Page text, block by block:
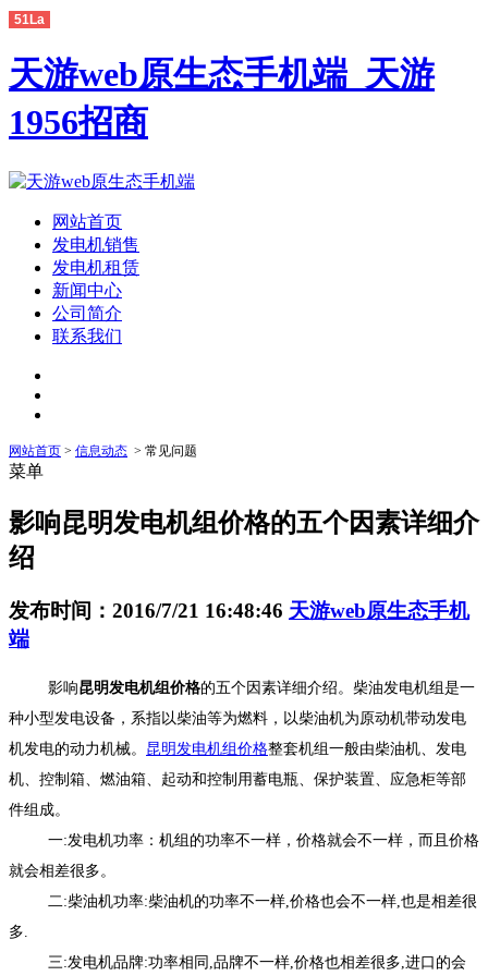
51La
天游web原生态手机端_天游
1956招商
网站首页
发电机销售
发电机租赁
新闻中心
公司简介
联系我们
网站首页 > 信息动态 > 常见问题
菜单
影响昆明发电机组价格的五个因素详细介
绍
发布时间：2016/7/21 16:48:46 天游web原生态手机
端
影响昆明发电机组价格的五个因素详细介绍。柴油发电机组是一
种小型发电设备，系指以柴油等为燃料，以柴油机为原动机带动发电
机发电的动力机械。 昆明发电机组价格整套机组一般由柴油机、发电
机、控制箱、燃油箱、起动和控制用蓄电瓶、保护装置、应急柜等部
件组成。
一:发电机功率：机组的功率不一样，价格就会不一样，而且价格
就会相差很多。
二:柴油机功率:柴油机的功率不一样,价格也会不一样,也是相差很
多.
三:发电机品牌:功率相同,品牌不一样,价格也相差很多,进口的会